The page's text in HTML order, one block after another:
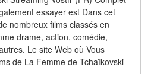
essayer est Dans cet
nombreux films classés en
drame, action, comédie,
Le site Web où Vous
de La Femme de Tchaïkovski